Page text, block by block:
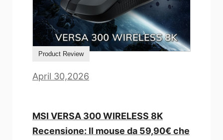
Product Review
April 30,2026
MSI VERSA 300 WIRELESS 8K
Recensione: Il mouse da 59,90€ che